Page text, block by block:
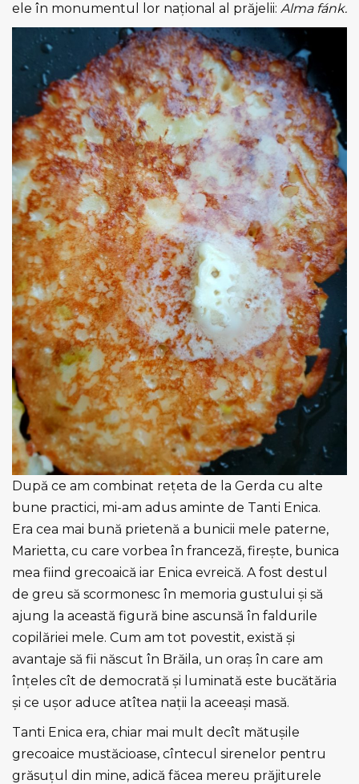
ele în monumentul lor național al prăjelii: Alma fánk.
După ce am combinat rețeta de la Gerda cu alte
bune practici, mi-am adus aminte de Tanti Enica.
Era cea mai bună prietenă a bunicii mele paterne,
Marietta, cu care vorbea în franceză, firește, bunica
mea fiind grecoaică iar Enica evreică. A fost destul
de greu să scormonesc în memoria gustului și să
ajung la această figură bine ascunsă în faldurile
copilăriei mele. Cum am tot povestit, există și
avantaje să fii născut în Brăila, un oraș în care am
înțeles cît de democrată și luminată este bucătăria
și ce ușor aduce atîtea nații la aceeași masă.
Tanti Enica era, chiar mai mult decît mătușile
grecoaice mustăcioase, cîntecul sirenelor pentru
grăsuțul din mine, adică făcea mereu prăjiturele